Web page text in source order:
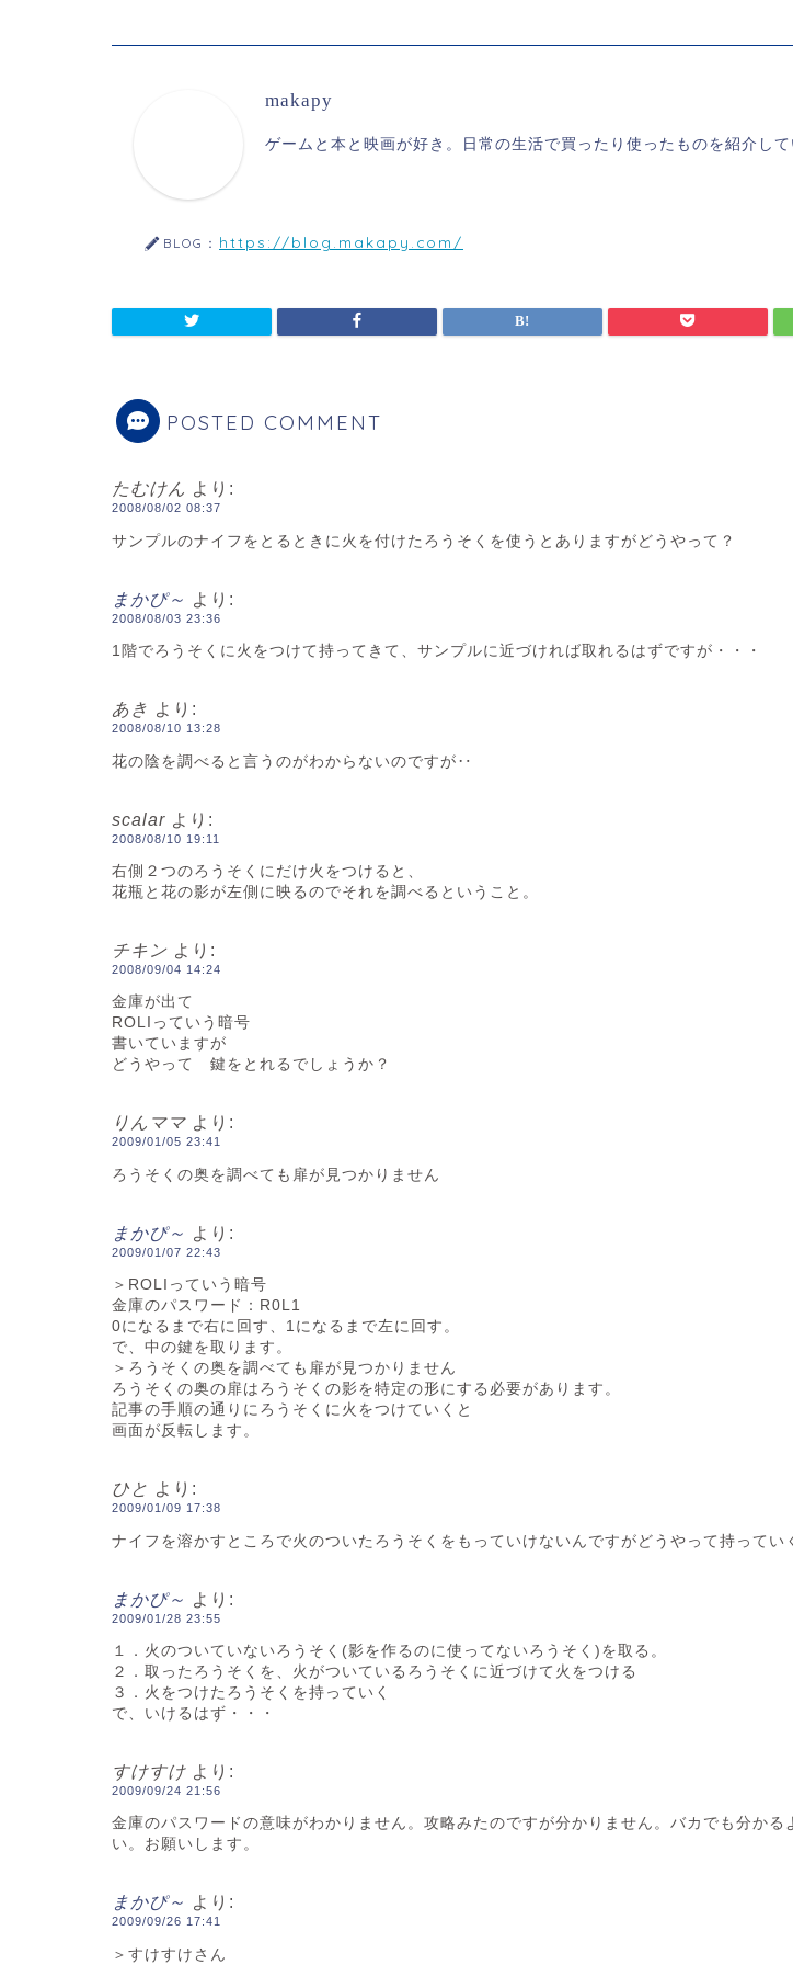
makapy
ゲームと本と映画が好き。日常の生活で買ったり使ったものを紹介して
BLOG： https://blog.makapy.com/
POSTED COMMENT
たむけん より:
2008/08/02 08:37
サンプルのナイフをとるときに火を付けたろうそくを使うとありますがどうやって？
まかぴ～ より:
2008/08/03 23:36
1階でろうそくに火をつけて持ってきて、サンプルに近づければ取れるはずですが・・・
あき より:
2008/08/10 13:28
花の陰を調べると言うのがわからないのですが‥
scalar より:
2008/08/10 19:11
右側２つのろうそくにだけ火をつけると、
花瓶と花の影が左側に映るのでそれを調べるということ。
チキン より:
2008/09/04 14:24
金庫が出て
ROLIっていう暗号
書いていますが
どうやって 鍵をとれるでしょうか？
りんママ より:
2009/01/05 23:41
ろうそくの奥を調べても扉が見つかりません
まかぴ～ より:
2009/01/07 22:43
＞ROLIっていう暗号
金庫のパスワード：R0L1
0になるまで右に回す、1になるまで左に回す。
で、中の鍵を取ります。
＞ろうそくの奥を調べても扉が見つかりません
ろうそくの奥の扉はろうそくの影を特定の形にする必要があります。
記事の手順の通りにろうそくに火をつけていくと
画面が反転します。
ひと より:
2009/01/09 17:38
ナイフを溶かすところで火のついたろうそくをもっていけないんですがどうやって持ってい
まかぴ～ より:
2009/01/28 23:55
１．火のついていないろうそく(影を作るのに使ってないろうそく)を取る。
２．取ったろうそくを、火がついているろうそくに近づけて火をつける
３．火をつけたろうそくを持っていく
で、いけるはず・・・
すけすけ より:
2009/09/24 21:56
金庫のパスワードの意味がわかりません。攻略みたのですが分かりません。バカでも分かる
い。お願いします。
まかぴ～ より:
2009/09/26 17:41
＞すけすけさん